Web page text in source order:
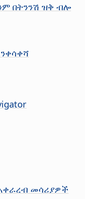
በትንንሽ ዝቅ ብሎ
መሳሪያዎች